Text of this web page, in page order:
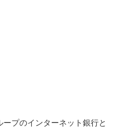
プのインターネット銀行と